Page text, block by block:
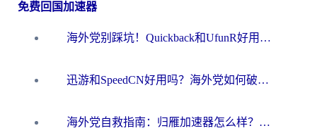
免费回国加速器
海外党别踩坑！Quickback和UfunR好用吗？选对回国加速器才能无缝刷国内资源
迅游和SpeedCN好用吗？海外党如何破解那道看不见的墙
海外党自救指南：归雁加速器怎么样？教你避开坑实现国内资源无缝访问